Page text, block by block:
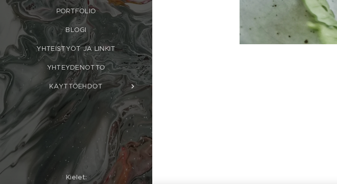
PORTFOLIO
BLOGI
YHTEISTYÖT JA LINKIT
YHTEYDENOTTO
KÄYTTÖEHDOT
Kielet